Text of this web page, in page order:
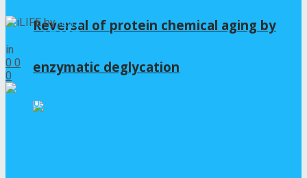
Reversal of protein chemical aging by
enzymatic deglycation
by iLIFE
2025年6月25日
in
0 0
0